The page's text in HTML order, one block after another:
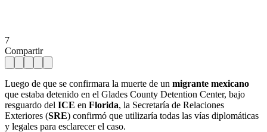
7
Compartir
Luego de que se confirmara la muerte de un migrante mexicano
que estaba detenido en el Glades County Detention Center, bajo
resguardo del ICE en Florida, la Secretaría de Relaciones
Exteriores (SRE) confirmó que utilizaría todas las vías diplomáticas
y legales para esclarecer el caso.